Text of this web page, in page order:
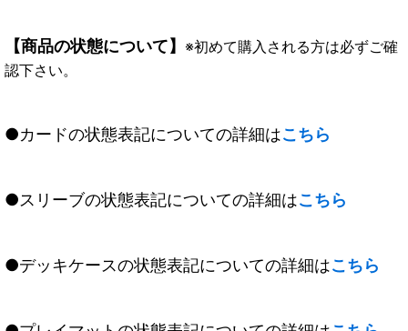
【商品の状態について】 ※初めて購入される方は必ずご確
認下さい。
●カードの状態表記についての詳細はこちら
●スリーブの状態表記についての詳細はこちら
●デッキケースの状態表記についての詳細はこちら